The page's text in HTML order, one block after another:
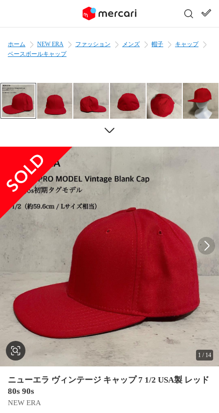
ホーム NEW ERA ファッション メンズ 帽子
キャップ
ベースボールキャップ
1 / 14
ニューエラ ヴィンテージ キャップ 7 1/2 USA製 レッド
80s 90s
NEW ERA